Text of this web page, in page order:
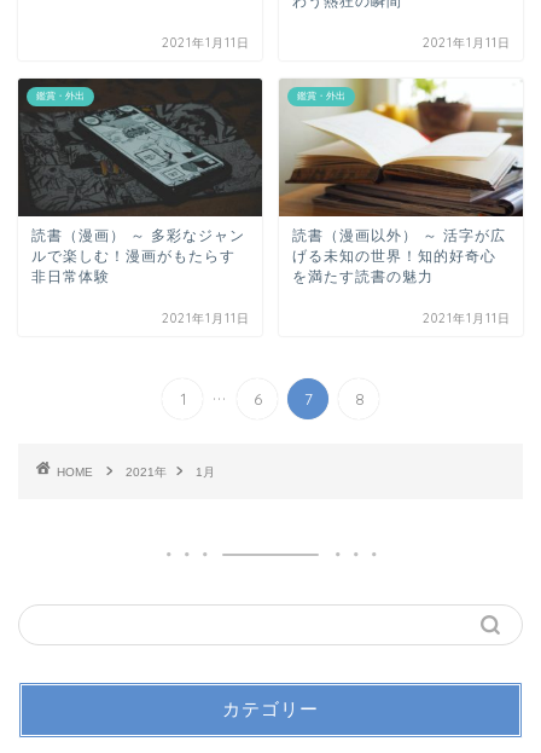
2021年1月11日 2021年1月11日
鑑賞・外出
読書（漫画） ～ 多彩なジャン
ルで楽しむ！漫画がもたらす
非日常体験
2021年1月11日
鑑賞・外出
読書（漫画以外） ～ 活字が広
げる未知の世界！知的好奇心
を満たす読書の魅力
2021年1月11日
1 ... 6 7 8
HOME 2021年 1月
カテゴリー